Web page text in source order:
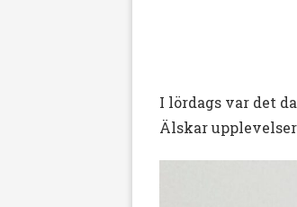
I lördags var det
Älskar